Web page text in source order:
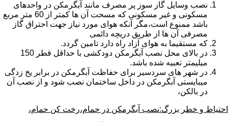
نصب وسایل گاز سوز پر مصرف مانند آبگرمکن در واحدهای
مسکونی و غیر مسکونی که مسحت آن ها کمتر از 60 متر مربع
باشد ممنوع است،مگر آنکه هوای مورد نیاز جهت احتراق گاز
مصرفی آن ها از طریق دریچه دائمی
که مستقیما به هوای آزاد راه دارد تامین گردد.
در بالای محل نصب آبگرمکن دودکشی با حداقل قطر 150
میلیمتر تعبیه شده باشد.
در شهر های سردسیر برای حفاظت آبگرمکن در برابر یخ زدگی
میبایستی آبگرمکن در داخل ساختمان نصب شود و از نصب آن
در بالکن،
احتیاط و خطر بزرگ:نصب آبگرمکن در حمام،رخت کن حمام،